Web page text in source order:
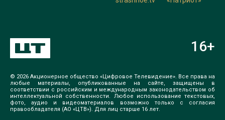
© 2026 Акционерное общество «Цифровое Телевидение». Все права на
любые материалы, опубликованные на сайте, защищены в
соответствии с российским и международным законодательством об
интеллектуальной собственности. Любое использование текстовых,
фото, аудио и видеоматериалов возможно только с согласия
правообладателя (АО «ЦТВ»). Для лиц старше 16 лет.
16+